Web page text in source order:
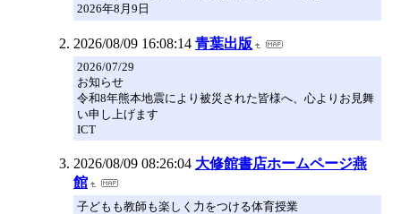
2026年8月9日
2026/08/09 16:08:14 青葉出版
2026/07/29
お知らせ
令和8年熊本地震により被災された皆様へ、心よりお見舞
い申し上げます
ICT
2026/08/09 08:26:04 大修館書店ホームページ燕
館
子どもも教師も楽しく力をつける体育授業